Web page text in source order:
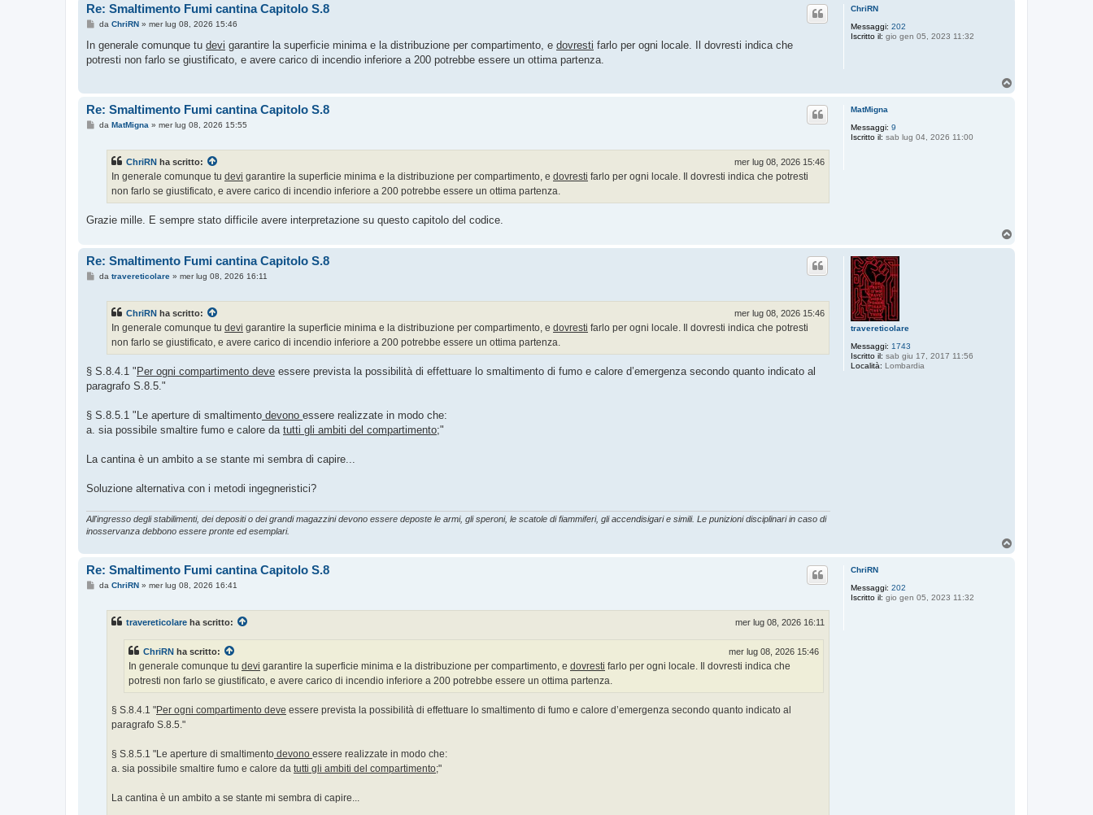
ChriRN
Messaggi: 202
Iscritto il: gio gen 05, 2023 11:32
Re: Smaltimento Fumi cantina Capitolo S.8
M
s
s
a
da ChriRN» mer lug 08, 2026 15:46
In generale comunque tu devi garantire la superficie minima e la distribuzione per compartimento, e dovresti farlo per ogni locale. Il dovresti indica che
potresti non farlo se giustificato, e avere carico di incendio inferiore a 200 potrebbe essere un ottima partenza.
MatMigna
Messaggi: 9
Iscritto il: sab lug 04, 2026 11:00
Re: Smaltimento Fumi cantina Capitolo S.8
Mda MatMigna » mer lug 08, 2026 15:55
ChriRN ha scritto: mer lug 08, 2026 15:46
In generale comunque tu devi garantire la superficie minima e la distribuzione per compartimento, e dovresti farlo per ogni locale. Il dovresti indica che potresti
non farlo se giustificato, e avere carico di incendio inferiore a 200 potrebbe essere un ottima partenza.
Grazie mille. E sempre stato difficile avere interpretazione su questo capitolo del codice.
travereticolare
Messaggi: 1743
Iscritto il: sab giu 17, 2017 11:56
Località: Lombardia
Re: Smaltimento Fumi cantina Capitolo S.8
Mda travereticolare» mer lug 08, 2026 16:11
ChriRN ha scritto: mer lug 08, 2026 15:46
In generale comunque tu devi garantire la superficie minima e la distribuzione per compartimento, e dovresti farlo per ogni locale. Il dovresti indica che potresti
non farlo se giustificato, e avere carico di incendio inferiore a 200 potrebbe essere un ottima partenza.
§ S.8.4.1 " Per ogni compartimento deve essere prevista la possibilità di effettuare lo smaltimento di fumo e calore d’emergenza secondo quanto indicato al
paragrafo S.8.5."
§ S.8.5.1 "Le aperture di smaltimento devono essere realizzate in modo che:
a. sia possibile smaltire fumo e calore da tutti gli ambiti del compartimento;"
La cantina è un ambito a se stante mi sembra di capire...
Soluzione alternativa con i metodi ingegneristici?
All'ingresso degli stabilimenti, dei depositi o dei grandi magazzini devono essere deposte le armi, gli speroni, le scatole di fiammiferi, gli accendisigari e simili. Le punizioni disciplinari in caso di
inosservanza debbono essere pronte ed esemplari.
ChriRN
Messaggi: 202
Iscritto il: gio gen 05, 2023 11:32
Re: Smaltimento Fumi cantina Capitolo S.8
Mda ChriRN» mer lug 08, 2026 16:41
travereticolare ha scritto: mer lug 08, 2026 16:11
ChriRN ha scritto: mer lug 08, 2026 15:46
In generale comunque tu devi garantire la superficie minima e la distribuzione per compartimento, e dovresti farlo per ogni locale. Il dovresti indica che
potresti non farlo se giustificato, e avere carico di incendio inferiore a 200 potrebbe essere un ottima partenza.
§ S.8.4.1 "Per ogni compartimento deve essere prevista la possibilità di effettuare lo smaltimento di fumo e calore d’emergenza secondo quanto indicato al
paragrafo S.8.5."
§ S.8.5.1 "Le aperture di smaltimento devono essere realizzate in modo che:
a. sia possibile smaltire fumo e calore da tutti gli ambiti del compartimento;"
La cantina è un ambito a se stante mi sembra di capire...